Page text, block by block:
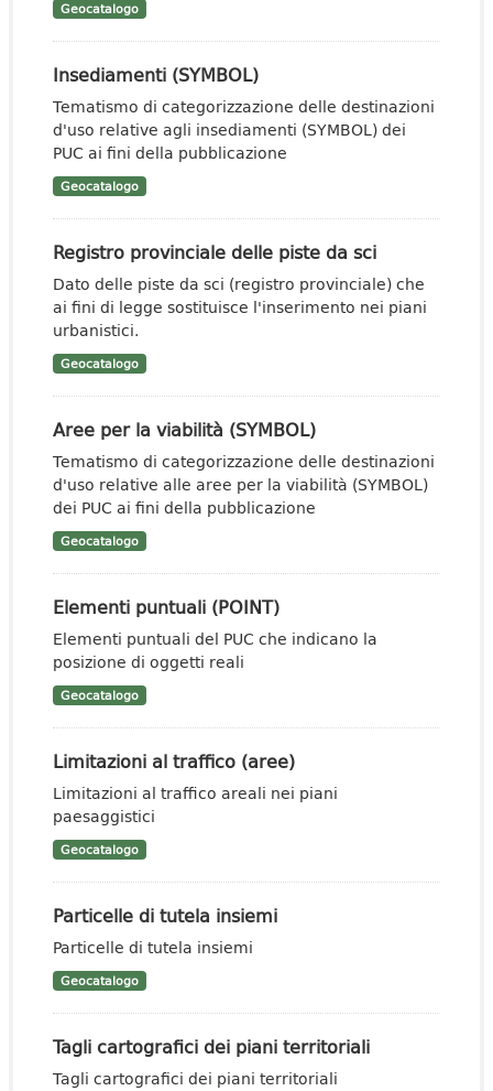
Geocatalogo
Insediamenti (SYMBOL)
Tematismo di categorizzazione delle destinazioni
d'uso relative agli insediamenti (SYMBOL) dei
PUC ai fini della pubblicazione
Geocatalogo
Registro provinciale delle piste da sci
Dato delle piste da sci (registro provinciale) che
ai fini di legge sostituisce l'inserimento nei piani
urbanistici.
Geocatalogo
Aree per la viabilità (SYMBOL)
Tematismo di categorizzazione delle destinazioni
d'uso relative alle aree per la viabilità (SYMBOL)
dei PUC ai fini della pubblicazione
Geocatalogo
Elementi puntuali (POINT)
Elementi puntuali del PUC che indicano la
posizione di oggetti reali
Geocatalogo
Limitazioni al traffico (aree)
Limitazioni al traffico areali nei piani
paesaggistici
Geocatalogo
Particelle di tutela insiemi
Particelle di tutela insiemi
Geocatalogo
Tagli cartografici dei piani territoriali
Tagli cartografici dei piani territoriali